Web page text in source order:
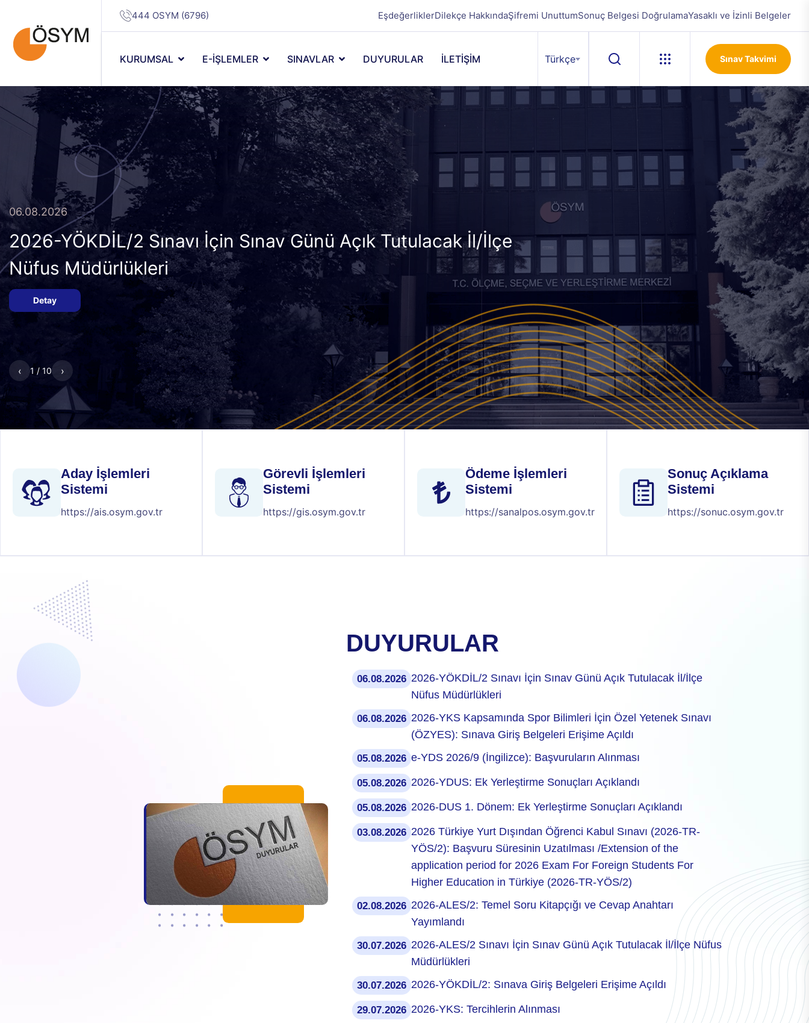
444 OSYM (6796) EşdeğerliklerDilekçe HakkındaŞifremi UnuttumSonuç Belgesi DoğrulamaYasaklı ve İzinli Belgeler
KURUMSAL E-İŞLEMLER SINAVLAR DUYURULAR İLETİŞİM Türkçe Sınav Takvimi
06.08.2026
2026-YÖKDİL/2 Sınavı İçin Sınav Günü Açık Tutulacak İl/İlçe
Nüfus Müdürlükleri
Detay
‹ 1 / 10 ›
Aday İşlemleri
Sistemi
https://ais.osym.gov.tr
Görevli İşlemleri
Sistemi
https://gis.osym.gov.tr
Ödeme İşlemleri
Sistemi
https://sanalpos.osym.gov.tr
Sonuç Açıklama
Sistemi
https://sonuc.osym.gov.tr
DUYURULAR
06.08.2026 2026-YÖKDİL/2 Sınavı İçin Sınav Günü Açık Tutulacak İl/İlçe
Nüfus Müdürlükleri
06.08.2026 2026-YKS Kapsamında Spor Bilimleri İçin Özel Yetenek Sınavı
(ÖZYES): Sınava Giriş Belgeleri Erişime Açıldı
05.08.2026 e-YDS 2026/9 (İngilizce): Başvuruların Alınması
05.08.2026 2026-YDUS: Ek Yerleştirme Sonuçları Açıklandı
05.08.2026 2026-DUS 1. Dönem: Ek Yerleştirme Sonuçları Açıklandı
03.08.2026 2026 Türkiye Yurt Dışından Öğrenci Kabul Sınavı (2026-TR-
YÖS/2): Başvuru Süresinin Uzatılması /Extension of the
application period for 2026 Exam For Foreign Students For
Higher Education in Türkiye (2026-TR-YÖS/2)
02.08.2026 2026-ALES/2: Temel Soru Kitapçığı ve Cevap Anahtarı
Yayımlandı
30.07.2026 2026-ALES/2 Sınavı İçin Sınav Günü Açık Tutulacak İl/İlçe Nüfus
Müdürlükleri
30.07.2026 2026-YÖKDİL/2: Sınava Giriş Belgeleri Erişime Açıldı
29.07.2026 2026-YKS: Tercihlerin Alınması